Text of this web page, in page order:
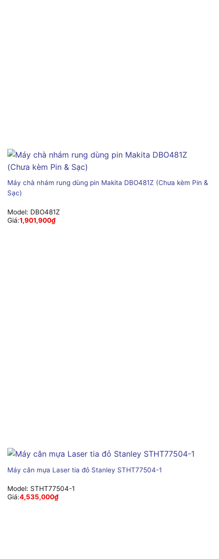
Máy chà nhám rung dùng pin Makita DBO481Z (Chưa kèm Pin &
Sạc)
Model: DBO481Z
Giá:1,901,900₫
Máy cân mựa Laser tia đỏ Stanley STHT77504-1
Model: STHT77504-1
Giá:4,535,000₫